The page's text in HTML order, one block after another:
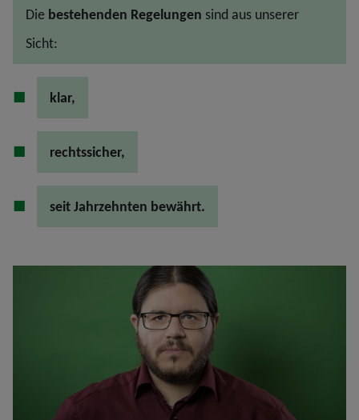
Die bestehenden Regelungen sind aus unserer
Sicht:
klar,
rechtssicher,
seit Jahrzehnten bewährt.